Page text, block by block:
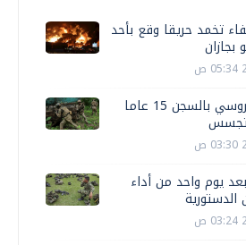
تخمد حريقا وقع بأحد
أوكرانيا: إدانة عميل روسي بالسجن 15 عاما
تجسس
يوم واحد من أداء
الدستورية